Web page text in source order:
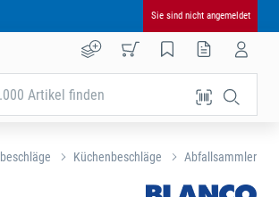
Sie sind nicht angemeldet
Artikel finden
Küchenbeschläge Abfallsammler